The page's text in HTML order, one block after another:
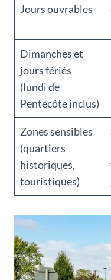
Jours ouvrables
Dimanches et
jours fériés
(lundi de
Pentecôte inclus)
Zones sensibles
(quartiers
historiques,
touristiques)